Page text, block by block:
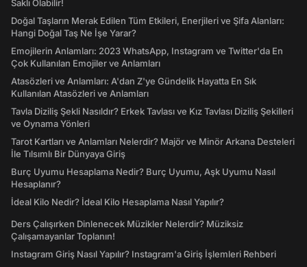
Saklı Olabilir!
Doğal Taşların Merak Edilen Tüm Etkileri, Enerjileri ve Şifa Alanları:
Hangi Doğal Taş Ne İşe Yarar?
Emojilerin Anlamları: 2023 WhatsApp, Instagram ve Twitter'da En
Çok Kullanılan Emojiler ve Anlamları
Atasözleri ve Anlamları: A'dan Z'ye Gündelik Hayatta En Sık
Kullanılan Atasözleri ve Anlamları
Tavla Diziliş Şekli Nasıldır? Erkek Tavlası ve Kız Tavlası Diziliş Şekilleri
ve Oynama Yönleri
Tarot Kartları ve Anlamları Nelerdir? Majör ve Minör Arkana Desteleri
İle Tılsımlı Bir Dünyaya Giriş
Burç Uyumu Hesaplama Nedir? Burç Uyumu, Aşk Uyumu Nasıl
Hesaplanır?
İdeal Kilo Nedir? İdeal Kilo Hesaplama Nasıl Yapılır?
Ders Çalışırken Dinlenecek Müzikler Nelerdir? Müziksiz
Çalışamayanlar Toplanın!
Instagram Giriş Nasıl Yapılır? Instagram'a Giriş İşlemleri Rehberi